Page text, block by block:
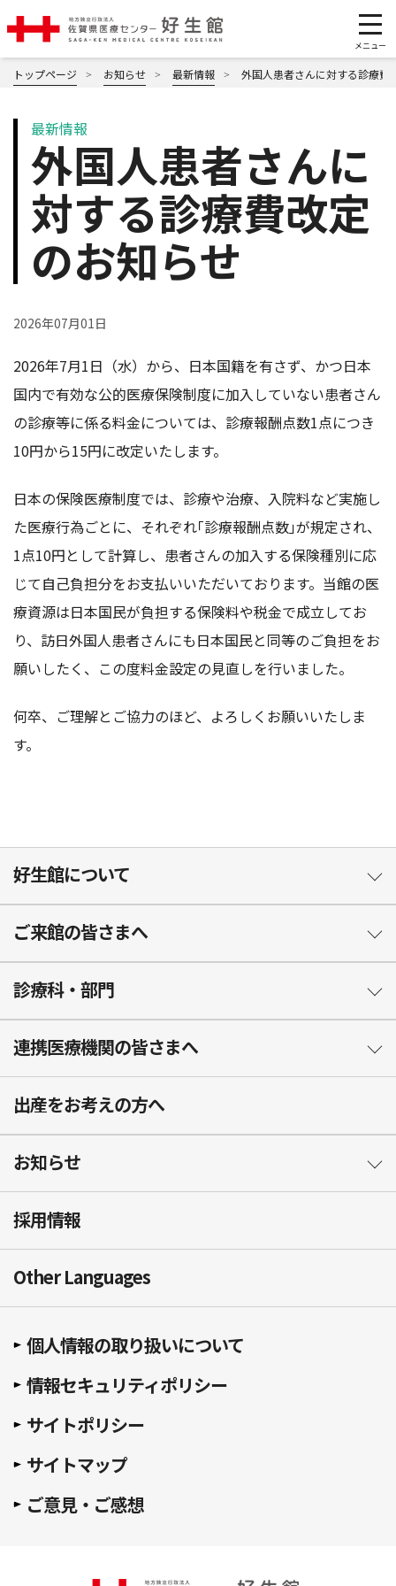
トップページ お知らせ 最新情報 外国人患者さんに対する診療費
最新情報
外国人患者さんに
対する診療費改定
のお知らせ
2026年07月01日
2026年7月1日（水）から、日本国籍を有さず、かつ日本
国内で有効な公的医療保険制度に加入していない患者さん
の診療等に係る料金については、診療報酬点数1点につき
10円から15円に改定いたします。
日本の保険医療制度では、診療や治療、入院料など実施し
た医療行為ごとに、それぞれ｢診療報酬点数｣が規定され、
1点10円として計算し、患者さんの加入する保険種別に応
じて自己負担分をお支払いいただいております。当館の医
療資源は日本国民が負担する保険料や税金で成立してお
り、訪日外国人患者さんにも日本国民と同等のご負担をお
願いしたく、この度料金設定の見直しを行いました。
何卒、ご理解とご協力のほど、よろしくお願いいたしま
す。
好生館について
ご来館の皆さまへ
診療科・部門
連携医療機関の皆さまへ
出産をお考えの方へ
お知らせ
採用情報
Other Languages
個人情報の取り扱いについて
情報セキュリティポリシー
サイトポリシー
サイトマップ
ご意見・ご感想